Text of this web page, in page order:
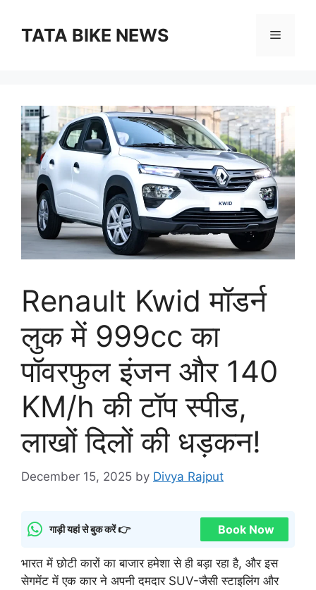
contentTATA BIKE NEWS Menu
Renault Kwid मॉडर्न
लुक में 999cc का
पॉवरफुल इंजन और 140
KM/h की टॉप स्पीड,
लाखों दिलों की धड़कनǃ
December 15, 2025 by Divya Rajput
गाड़ी यहां से बुक करें 👉 Book Now
भारत में छोटी कारों का बाजार हमेशा से ही बड़ा रहा है, और इस
सेगमेंट में एक कार ने अपनी दमदार SUV-जैसी स्टाइलिंग और